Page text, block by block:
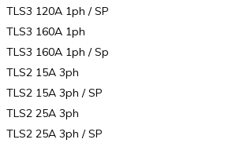
TLS3 120A 1ph / SP
TLS3 160A 1ph
TLS3 160A 1ph / Sp
TLS2 15A 3ph
TLS2 15A 3ph / SP
TLS2 25A 3ph
TLS2 25A 3ph / SP